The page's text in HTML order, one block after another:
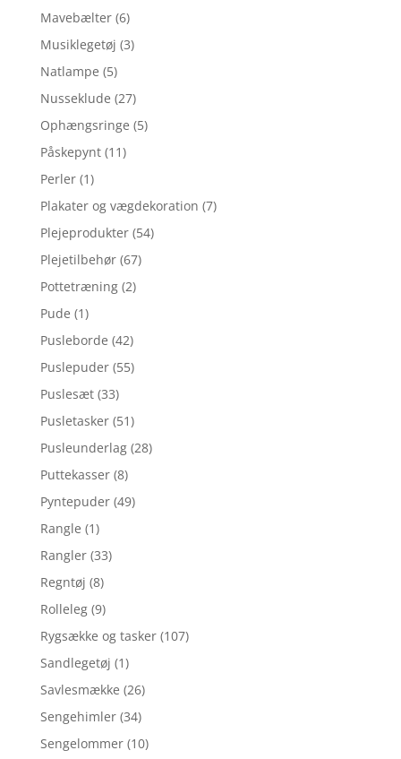
Mavebælter (6)
Musiklegetøj (3)
Natlampe (5)
Nusseklude (27)
Ophængsringe (5)
Påskepynt (11)
Perler (1)
Plakater og vægdekoration (7)
Plejeprodukter (54)
Plejetilbehør (67)
Pottetræning (2)
Pude (1)
Pusleborde (42)
Puslepuder (55)
Puslesæt (33)
Pusletasker (51)
Pusleunderlag (28)
Puttekasser (8)
Pyntepuder (49)
Rangle (1)
Rangler (33)
Regntøj (8)
Rolleleg (9)
Rygsække og tasker (107)
Sandlegetøj (1)
Savlesmække (26)
Sengehimler (34)
Sengelommer (10)